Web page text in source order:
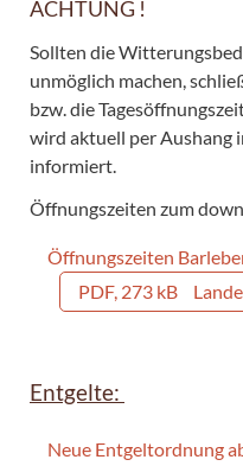
ACHTUNG !
Sollten die
unmöglich machen,
bzw. die
wird aktuell per Aushang
informiert.
Öffnungszeiten zum
Öffnungszeiten
PDF, 273 kB
Entgelte:
Neue Entgeltordnung